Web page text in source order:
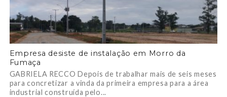
Empresa desiste de instalação em Morro da
Fumaça
GABRIELA RECCO Depois de trabalhar mais de seis meses
para concretizar a vinda da primeira empresa para a área
industrial construída pelo...